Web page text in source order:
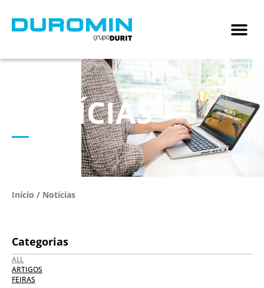
NOTÍCIAS
Início / Notícias
Categorias
ARTIGOS
FEIRAS
ALL